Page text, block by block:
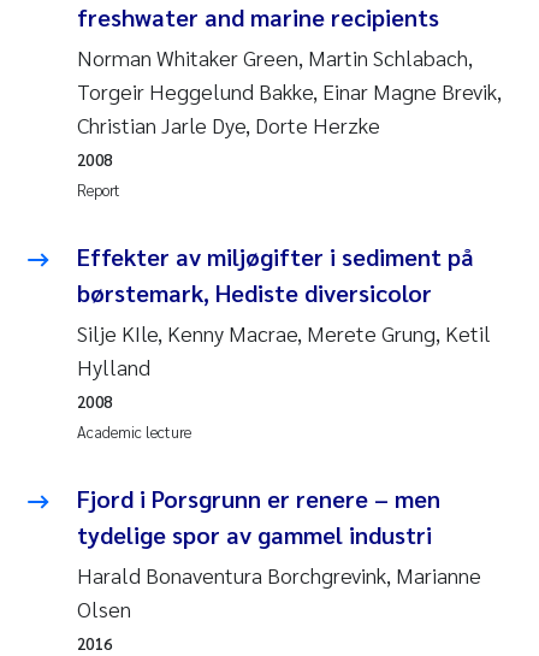
Bjørnar Andre Beylich
Nathalie Marquesin-Risbakk
Peter Stig Hansen
Susanne Jøntvedt Jørgensen
Synne Authén Andresen
Knut Erik Tollefsen
Samantha Goncalves Prat
Øyvind Tangen Ødegaard
freshwater and marine recipients
Norman Whitaker Green, Martin Schlabach,
Torgeir Heggelund Bakke, Einar Magne Brevik,
Christian Jarle Dye, Dorte Herzke
Report
2008
Effekter av miljøgifter i sediment på
børstemark, Hediste diversicolor
Silje KIle, Kenny Macrae, Merete Grung, Ketil
Hylland
Academic lecture
2008
Fjord i Porsgrunn er renere – men
tydelige spor av gammel industri
Harald Bonaventura Borchgrevink, Marianne
Olsen
2016